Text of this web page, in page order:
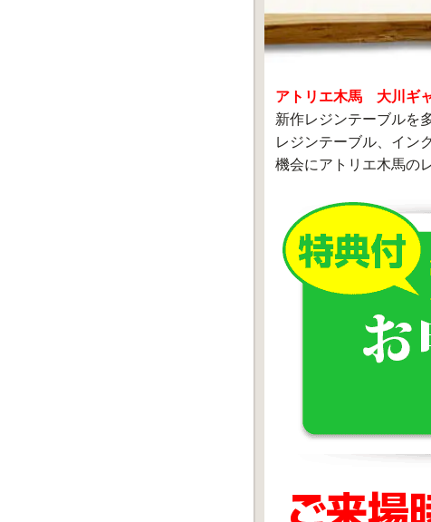
アトリエ木馬 大川ギ
新作レジンテーブルを
レジンテーブル、イン
機会にアトリエ木馬の